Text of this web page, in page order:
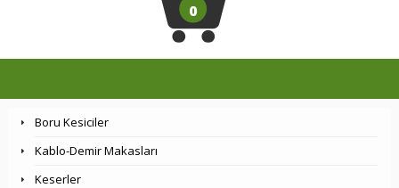
0
Boru Kesiciler
Kablo-Demir Makasları
Keserler